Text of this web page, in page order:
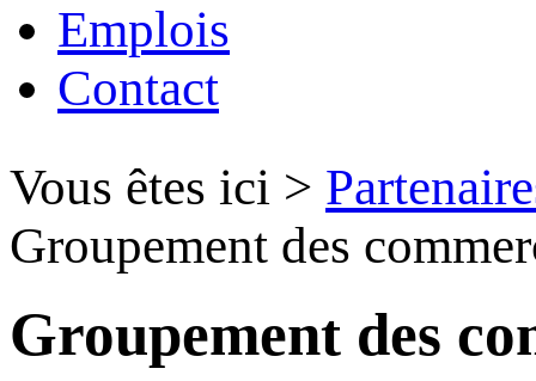
Emplois
Contact
Vous êtes ici >
Groupement des
Groupement des